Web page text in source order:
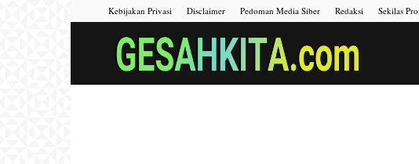
Kebijakan Privasi Disclaimer Pedoman Media Siber Redaksi Sekilas